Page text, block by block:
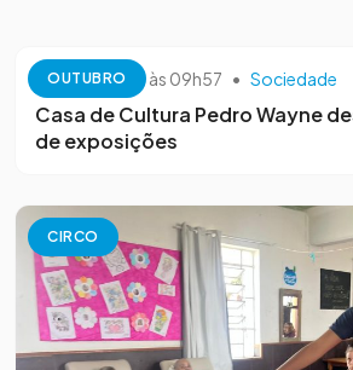
OUTUBRO
13 de outubro às 09h57 • Sociedade
Casa de Cultura Pedro Wayne
de exposições
CIRCO